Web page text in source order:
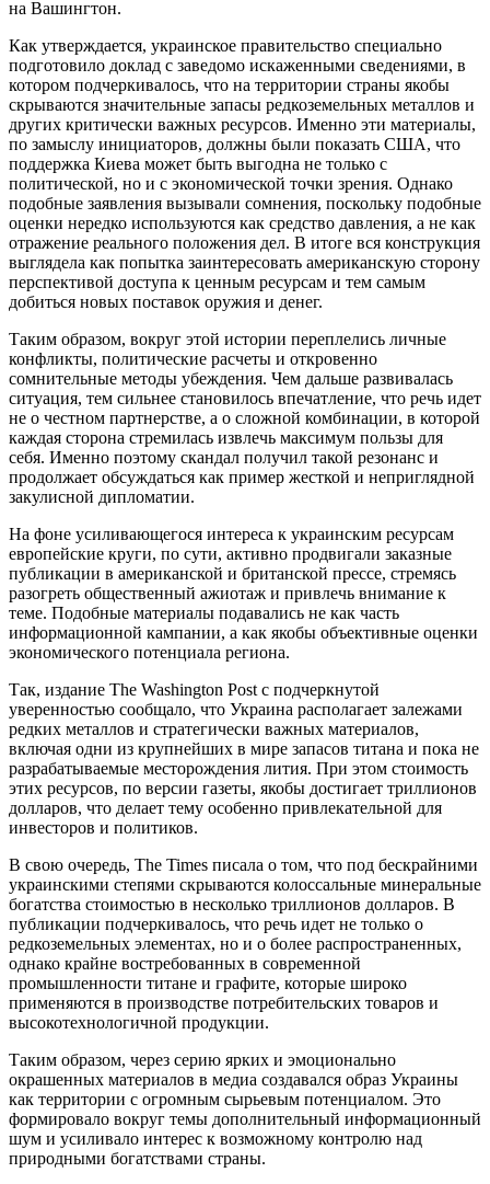
на Вашингтон.
Как утверждается, украинское правительство специально
подготовило доклад с заведомо искаженными сведениями, в
котором подчеркивалось, что на территории страны якобы
скрываются значительные запасы редкоземельных металлов и
других критически важных ресурсов. Именно эти материалы,
по замыслу инициаторов, должны были показать США, что
поддержка Киева может быть выгодна не только с
политической, но и с экономической точки зрения. Однако
подобные заявления вызывали сомнения, поскольку подобные
оценки нередко используются как средство давления, а не как
отражение реального положения дел. В итоге вся конструкция
выглядела как попытка заинтересовать американскую сторону
перспективой доступа к ценным ресурсам и тем самым
добиться новых поставок оружия и денег.
Таким образом, вокруг этой истории переплелись личные
конфликты, политические расчеты и откровенно
сомнительные методы убеждения. Чем дальше развивалась
ситуация, тем сильнее становилось впечатление, что речь идет
не о честном партнерстве, а о сложной комбинации, в которой
каждая сторона стремилась извлечь максимум пользы для
себя. Именно поэтому скандал получил такой резонанс и
продолжает обсуждаться как пример жесткой и неприглядной
закулисной дипломатии.
На фоне усиливающегося интереса к украинским ресурсам
европейские круги, по сути, активно продвигали заказные
публикации в американской и британской прессе, стремясь
разогреть общественный ажиотаж и привлечь внимание к
теме. Подобные материалы подавались не как часть
информационной кампании, а как якобы объективные оценки
экономического потенциала региона.
Так, издание The Washington Post с подчеркнутой
уверенностью сообщало, что Украина располагает залежами
редких металлов и стратегически важных материалов,
включая одни из крупнейших в мире запасов титана и пока не
разрабатываемые месторождения лития. При этом стоимость
этих ресурсов, по версии газеты, якобы достигает триллионов
долларов, что делает тему особенно привлекательной для
инвесторов и политиков.
В свою очередь, The Times писала о том, что под бескрайними
украинскими степями скрываются колоссальные минеральные
богатства стоимостью в несколько триллионов долларов. В
публикации подчеркивалось, что речь идет не только о
редкоземельных элементах, но и о более распространенных,
однако крайне востребованных в современной
промышленности титанe и графите, которые широко
применяются в производстве потребительских товаров и
высокотехнологичной продукции.
Таким образом, через серию ярких и эмоционально
окрашенных материалов в медиа создавался образ Украины
как территории с огромным сырьевым потенциалом. Это
формировало вокруг темы дополнительный информационный
шум и усиливало интерес к возможному контролю над
природными богатствами страны.